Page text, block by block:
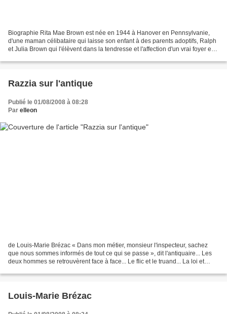
Biographie Rita Mae Brown est née en 1944 à Hanover en Pennsylvanie,
d'une maman célibataire qui laisse son enfant à des parents adoptifs, Ralph
et Julia Brown qui l'élèvent dans la tendresse et l'affection d'un vrai foyer en
Razzia sur l'antique
Publié le 01/08/2008 à 08:28
Par elleon
de Louis-Marie Brézac « Dans mon métier, monsieur l'inspecteur, sachez
que nous sommes informés de tout ce qui se passe », dit l'antiquaire... Les
deux hommes se retrouvèrent face à face... Le flic et le truand... La loi et
Louis-Marie Brézac